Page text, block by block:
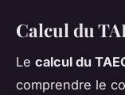
Calcul du
Le calcul du
comprendre le